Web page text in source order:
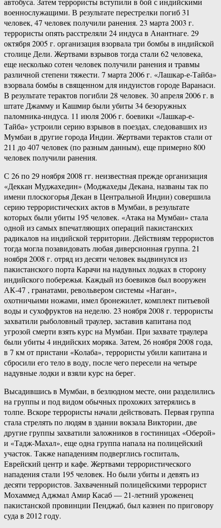
военнослужащими. В результате перестрелки погиб 31
человек, 47 человек получили ранения. 23 марта 2003 г.
террористы опять расстреляли 24 индуса в Анантнаге. 29
октября 2005 г. организация взорвала три бомбы в индийской
столице Дели. Жертвами взрывов тогда стали 62 человека,
еще несколько сотен человек получили ранения и травмы
различной степени тяжести. 7 марта 2006 г. «Лашкар-е-Тайба»
взорвала бомбы в священном для индуистов городе Варанаси.
В результате терактов погибли 28 человек. 30 апреля 2006 г. в
штате Джамму и Кашмир были убиты 34 безоружных
паломника-индуса. 11 июля 2006 г. боевики «Лашкар-е-
Тайба» устроили серию взрывов в поездах, следовавших из
Мумбаи в другие города Индии. Жертвами терактов стали от
211 до 407 человек (по разным данным), еще примерно 800
человек получили ранения.
С 26 по 29 ноября 2008 гг. неизвестная прежде организация
«Деккан Муджахедин» (Моджахеды Декана, названы так по
имени плоскогорья Декан в Центральной Индии) совершила
серию террористических актов в Мумбаи, в результате
которых были убиты 195 человек. «Атака на Мумбаи» стала
одной из самых впечатляющих операций пакистанских
радикалов на индийской территории. Действиям террористов
тогда могла позавидовать любая диверсионная группа. 21
ноября 2008 г. отряд из десяти человек выдвинулся из
пакистанского порта Карачи на надувных лодках в сторону
индийского побережья. Каждый из боевиков был вооружен
АК-47 , гранатами, револьвером системы «Наган»,
охотничьими ножами, имел бронежилет, комплект питьевой
воды и сухофруктов на неделю. 23 ноября 2008 г. террористы
захватили рыболовный траулер, заставив капитана под
угрозой смерти взять курс на Мумбаи. При захвате траулера
были убиты 4 индийских моряка. Затем, 26 ноября 2008 года,
в 7 км от пристани «Колаба», террористы убили капитана и
сбросили его тело в воду, после чего пересели на четыре
надувные лодки и взяли курс на берег.
Высадившись в Мумбаи, в безлюдном месте, они разделились
на группы и под видом обычных прохожих затерялись в
толпе. Вскоре террористы начали действовать. Первая группа
стала стрелять по людям в здании вокзала Виктории, две
другие группы захватили заложников в гостиницах «Оберой»
и «Тадж-Махал», еще одна группа напала на полицейский
участок. Также нападениям подверглись госпиталь,
Еврейский центр и кафе. Жертвами террористического
нападения стали 195 человек. Но были убиты и девять из
десяти террористов. Захваченный полицейскими террорист
Мохаммед Аджмал Амир Касаб — 21-летний уроженец
пакистанской провинции Пенджаб, был казнен по приговору
суда в 2012 году.